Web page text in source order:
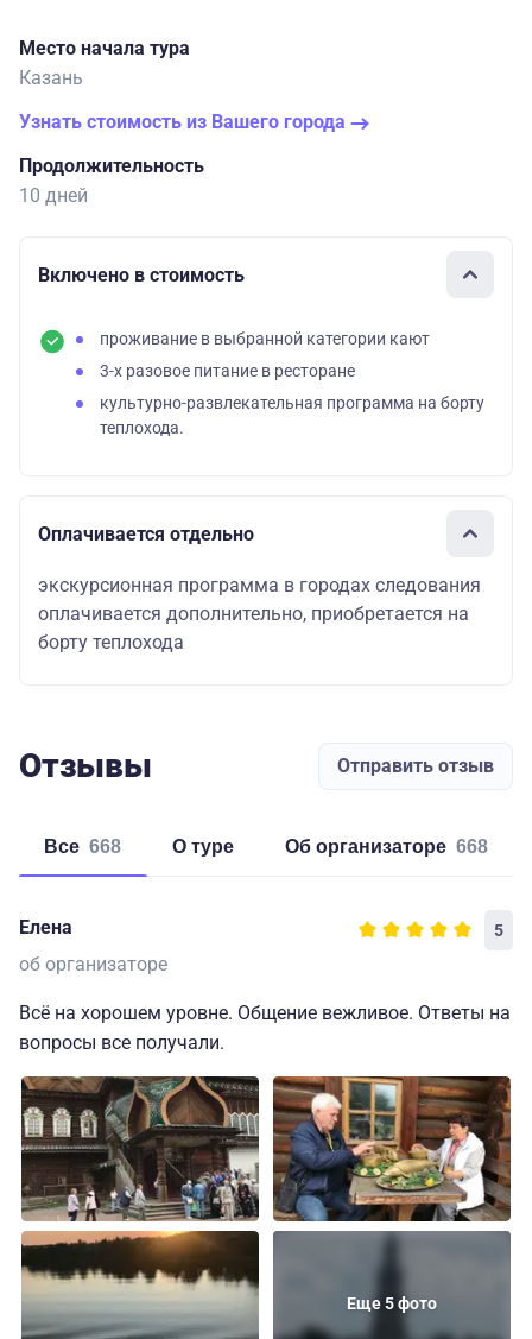
Место начала тура
Казань
Узнать стоимость из Вашего города
Продолжительность
10 дней
Включено в стоимость
проживание в выбранной категории кают
3-х разовое питание в ресторане
культурно-развлекательная программа на борту
теплохода.
Оплачивается отдельно
экскурсионная программа в городах следования
оплачивается дополнительно, приобретается на
борту теплохода
Отзывы Отправить отзыв
Все 668 о туре об организаторе 668
Елена 5
об организаторе
Всё на хорошем уровне. Общение вежливое. Ответы на
вопросы все получали.
Еще 5 фото